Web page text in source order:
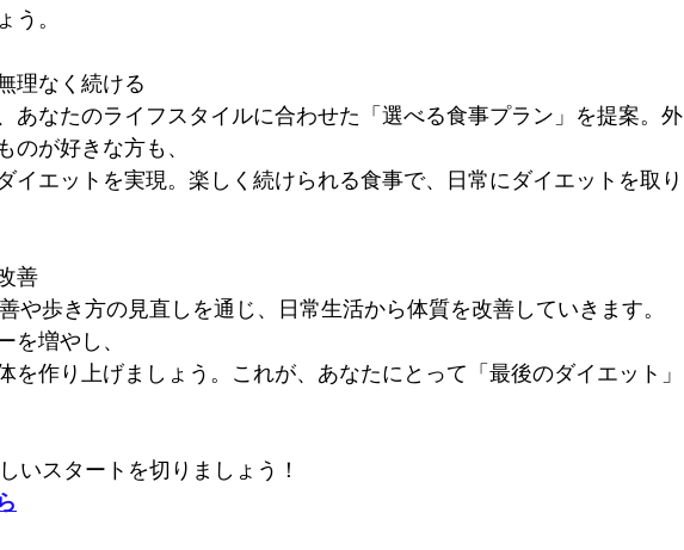
う。
理なく続ける
あなたのライフスタイルに合わせた「選べる食事プラン」を提案。外
のが好きな方も、
イエットを実現。楽しく続けられる食事で、日常にダイエットを取り
善
や歩き方の見直しを通じ、日常生活から体質を改善していきます。
を増やし、
を作り上げましょう。これが、あなたにとって「最後のダイエット」
いスタートを切りましょう！